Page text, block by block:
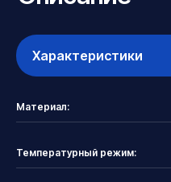
Материал:
Температурный режим: